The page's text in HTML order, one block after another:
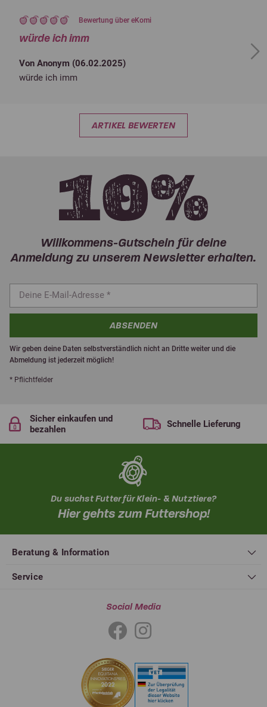
Bewertung über eKomi
würde ich imm
Von Anonym (06.02.2025)
würde ich imm
Next
ARTIKEL BEWERTEN
Willkommens-Gutschein für deine
Anmeldung zu unserem Newsletter erhalten.
ABSENDEN
Wir geben deine Daten selbstverständlich nicht an Dritte weiter und die
Abmeldung ist jederzeit möglich!
* Pflichtfelder
Sicher einkaufen und
bezahlen
Schnelle Lieferung
Du suchst Futter für Klein- & Nutztiere?
Hier gehts zum Futtershop!
Beratung & Information
Service
Social Media